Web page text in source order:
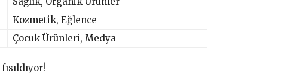
Kozmetik, Eğlence
Çocuk Ürünleri, Medya
fısıldıyor!